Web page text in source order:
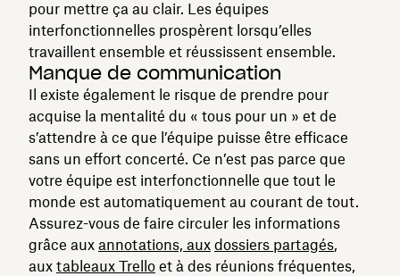
pour mettre ça au clair. Les équipes
interfonctionnelles prospèrent lorsqu’elles
travaillent ensemble et réussissent ensemble.
Manque de communication
Il existe également le risque de prendre pour
acquise la mentalité du « tous pour un » et de
s’attendre à ce que l’équipe puisse être efficace
sans un effort concerté. Ce n’est pas parce que
votre équipe est interfonctionnelle que tout le
monde est automatiquement au courant de tout.
Assurez-vous de faire circuler les informations
grâce aux annotations, aux dossiers partagés,
aux tableaux Trello et à des réunions fréquentes,